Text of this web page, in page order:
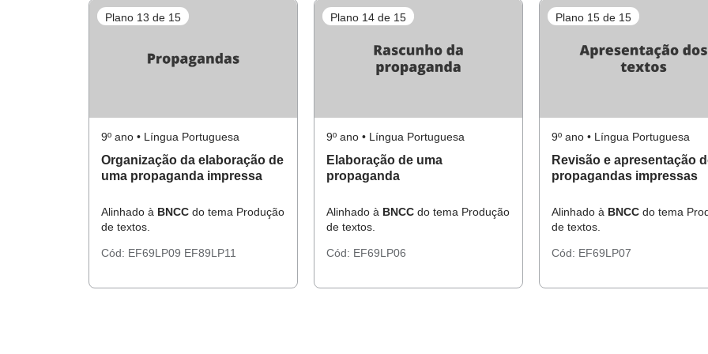
Plano 13 de 15
9º ano • Língua Portuguesa
Organização da elaboração de
uma propaganda impressa
Alinhado à BNCC do tema Produção
de textos.
Cód: EF69LP09 EF89LP11
Plano 14 de 15
9º ano • Língua Portuguesa
Elaboração de uma
propaganda
Alinhado à BNCC do tema Produção
de textos.
Cód: EF69LP06
Plano 15 de 15
9º ano • Língua Portuguesa
Revisão e apresentação
propagandas impressas
Alinhado à BNCC do tema
de textos.
Cód: EF69LP07